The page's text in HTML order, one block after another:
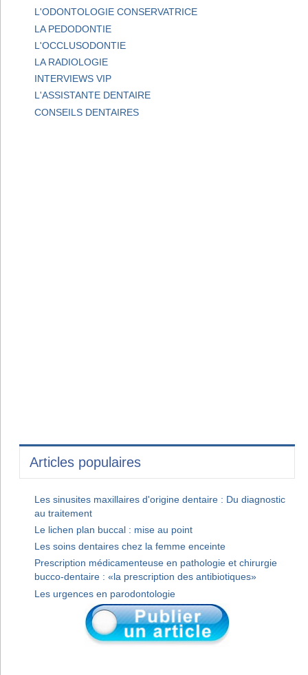
L'ODONTOLOGIE CONSERVATRICE
LA PEDODONTIE
L'OCCLUSODONTIE
LA RADIOLOGIE
INTERVIEWS VIP
L'ASSISTANTE DENTAIRE
CONSEILS DENTAIRES
Articles populaires
Les sinusites maxillaires d'origine dentaire : Du diagnostic
au traitement
Le lichen plan buccal : mise au point
Les soins dentaires chez la femme enceinte
Prescription médicamenteuse en pathologie et chirurgie
bucco-dentaire : «la prescription des antibiotiques»
Les urgences en parodontologie